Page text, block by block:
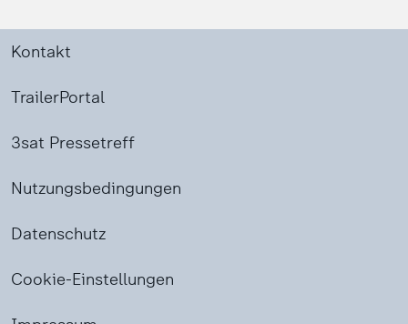
Kontakt
TrailerPortal
3sat Pressetreff
Nutzungsbedingungen
Datenschutz
Cookie-Einstellungen